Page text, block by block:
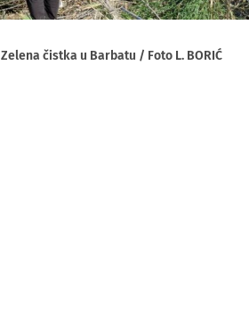
Zelena čistka u Barbatu / Foto L. BORIĆ